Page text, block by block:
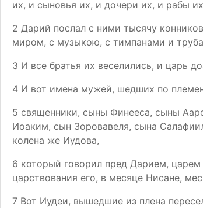
их, и сыновья их, и дочери их, и рабы
2 Дарий послал с ними тысячу
миром, с музыкою, с тимпанами и
3 И все братья их веселились, и царь
4 И вот имена мужей, шедших по
5 священники, сыны Финееса, сыны
Иоаким, сын Зоровавеля, сына
колена же Иудова,
6 который говорил пред Дарием,
царствования его, в месяце Нисане,
7 Вот Иудеи, вышедшие из плена